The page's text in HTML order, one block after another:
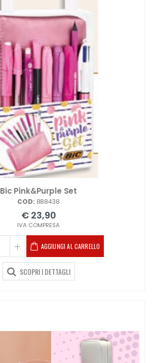
Bic Pink&Purple Set
COD: 888438
€ 23,90
IVA COMPRESA
AGGIUNGI AL CARRELLO
SCOPRI I DETTAGLI